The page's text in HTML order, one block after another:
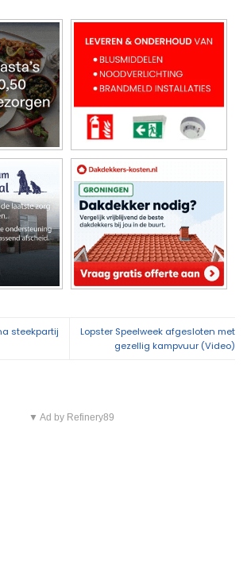
steekpartij
Lopster Speelweek afgesloten met
gezellig kampvuur (Video)
▼ Ad by Refinery89